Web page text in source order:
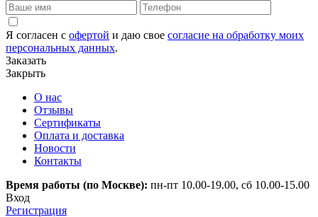
Я согласен с офертой и даю свое согласие на обработку моих
персональных данных.
Заказать
Закрыть
О нас
Отзывы
Сертификаты
Оплата и доставка
Новости
Контакты
Время работы (по Москве): пн-пт 10.00-19.00, сб 10.00-15.00
Вход
Регистрация